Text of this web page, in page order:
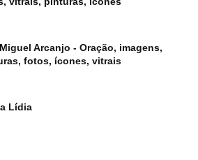
Arcanjo - Oração, imagens,
fotos, ícones, vitrais
Lídia